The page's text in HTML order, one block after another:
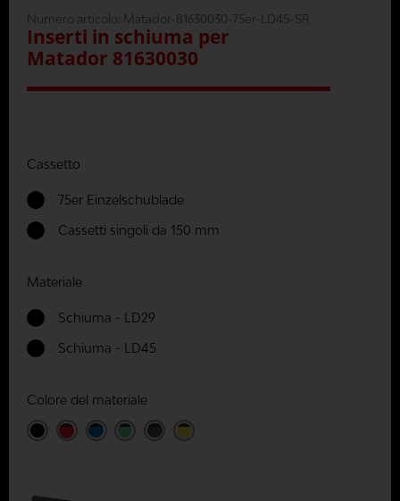
Numero articolo: Matador-81630030-75er-LD45-SR
Inserti in schiuma per
Matador 81630030
Cassetto
75er Einzelschublade
Cassetti singoli da 150 mm
Materiale
Schiuma - LD29
Schiuma - LD45
Colore del materiale